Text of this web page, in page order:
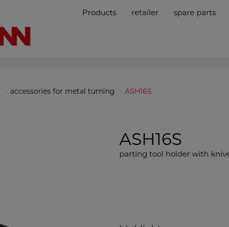
Products retailer spare parts
accessories for metal turning ASH16S
ASH16S
parting tool holder with